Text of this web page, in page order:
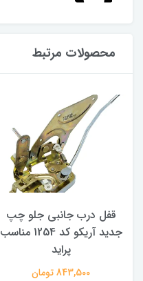
محصولات مرتبط
قفل درب جانبی جلو چپ
جدید آریکو کد 1254 مناسب
پراید
843,500 تومان